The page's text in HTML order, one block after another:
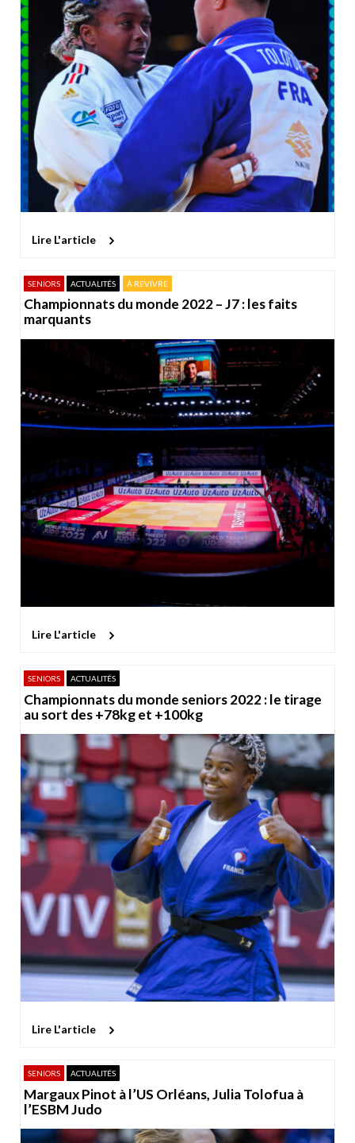
Lire L'article
SENIORS ACTUALITÉS À REVIVRE
Championnats du monde 2022 – J7 : les faits
marquants
Lire L'article
SENIORS ACTUALITÉS
Championnats du monde seniors 2022 : le tirage
au sort des +78kg et +100kg
Lire L'article
SENIORS ACTUALITÉS
Margaux Pinot à l’US Orléans, Julia Tolofua à
l’ESBM Judo